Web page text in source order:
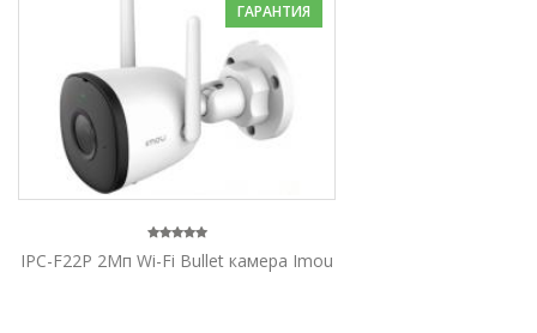
ГАРАНТИЯ
IPC-F22P 2Мп Wi-Fi Bullet камера Imou